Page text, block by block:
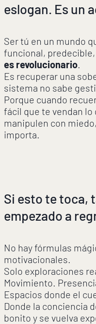
eslogan. Es un
Ser tú en un mundo
funcional,
es revolucionario.
Es recuperar una
sistema no sabe
Porque cuando
fácil que te vendan
manipulen con
importa.
Si esto te toca,
empezado a
No hay fórmulas
motivacionales.
Solo exploraciones
Movimiento.
Espacios donde el
Donde la conciencia
bonito y se vuelva